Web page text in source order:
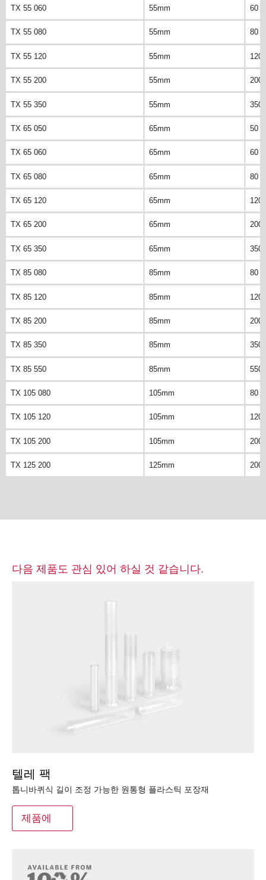
TX 55 060 55mm 60
TX 55 080 55mm 80
TX 55 120 55mm 120
TX 55 200 55mm 200
TX 55 350 55mm 350
TX 65 050 65mm 50
TX 65 060 65mm 60
TX 65 080 65mm 80
TX 65 120 65mm 120
TX 65 200 65mm 200
TX 65 350 65mm 350
TX 85 080 85mm 80
TX 85 120 85mm 120
TX 85 200 85mm 200
TX 85 350 85mm 350
TX 85 550 85mm 550
TX 105 080 105mm 80
TX 105 120 105mm 120
TX 105 200 105mm 200
TX 125 200 125mm 200
다음 제품도 관심 있어 하실 것 같습니다.
텔레 팩
톱니바퀴식 길이 조정 가능한 원통형 플라스틱 포장재
제품에